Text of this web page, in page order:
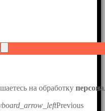
на обработку
Previous